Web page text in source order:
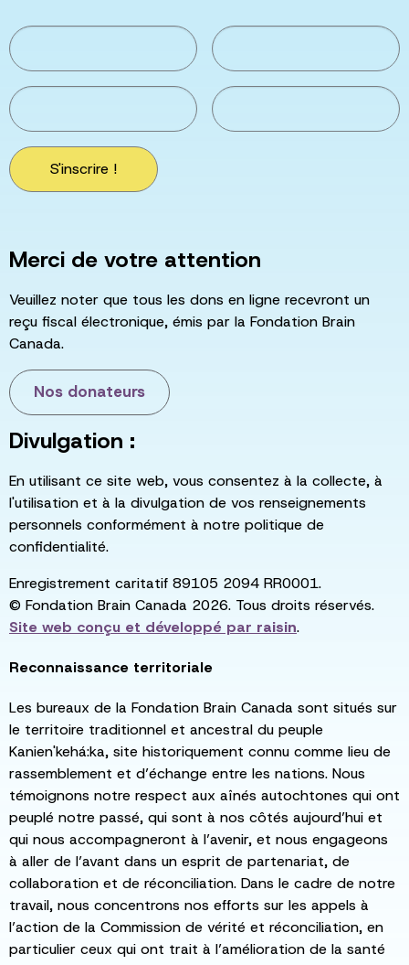
S'inscrire !
Merci de votre attention
Veuillez noter que tous les dons en ligne recevront un
reçu fiscal électronique, émis par la Fondation Brain
Canada.
Nos donateurs
Divulgation :
En utilisant ce site web, vous consentez à la collecte, à
l'utilisation et à la divulgation de vos renseignements
personnels conformément à notre politique de
confidentialité.
Enregistrement caritatif 89105 2094 RR0001.
© Fondation Brain Canada 2026. Tous droits réservés.
Site web conçu et développé par raisin.
Reconnaissance territoriale
Les bureaux de la Fondation Brain Canada sont situés sur
le territoire traditionnel et ancestral du peuple
Kanien'kehá:ka, site historiquement connu comme lieu de
rassemblement et d’échange entre les nations. Nous
témoignons notre respect aux aînés autochtones qui ont
peuplé notre passé, qui sont à nos côtés aujourd’hui et
qui nous accompagneront à l’avenir, et nous engageons
à aller de l’avant dans un esprit de partenariat, de
collaboration et de réconciliation. Dans le cadre de notre
travail, nous concentrons nos efforts sur les appels à
l’action de la Commission de vérité et réconciliation, en
particulier ceux qui ont trait à l’amélioration de la santé